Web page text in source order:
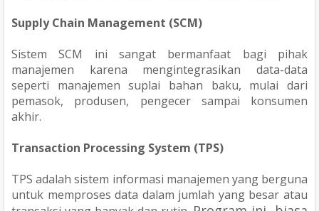
Supply Chain Management (SCM)
Sistem SCM ini sangat bermanfaat bagi pihak
manajemen karena mengintegrasikan data-data
seperti manajemen suplai bahan baku, mulai dari
pemasok, produsen, pengecer sampai konsumen
akhir.
Transaction Processing System (TPS)
TPS adalah sistem informasi manajemen yang berguna
untuk memproses data dalam jumlah yang besar atau